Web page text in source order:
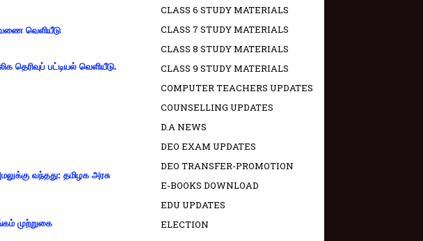
வெளியீடு
தெரிவுப் பட்டியல் வெளியீடு.
வந்தது: தமிழக அரசு
முற்றுகை
CLASS 6 STUDY MATERIALS
CLASS 7 STUDY MATERIALS
CLASS 8 STUDY MATERIALS
CLASS 9 STUDY MATERIALS
COMPUTER TEACHERS UPDATES
COUNSELLING UPDATES
D.A NEWS
DEO EXAM UPDATES
DEO TRANSFER-PROMOTION
E-BOOKS DOWNLOAD
EDU UPDATES
ELECTION